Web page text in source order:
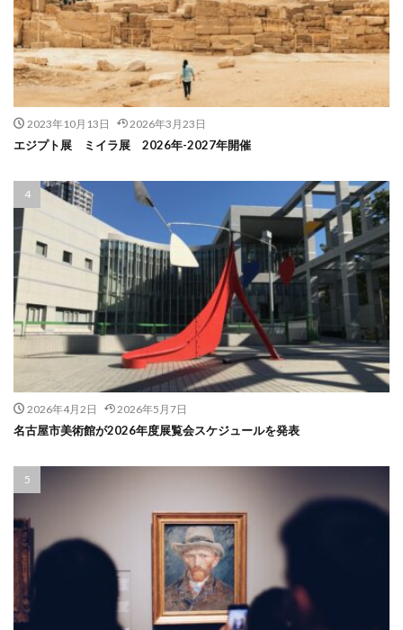
2023年10月13日 2026年3月23日
エジプト展 ミイラ展 2026年-2027年開催
2026年4月2日 2026年5月7日
名古屋市美術館が2026年度展覧会スケジュールを発表